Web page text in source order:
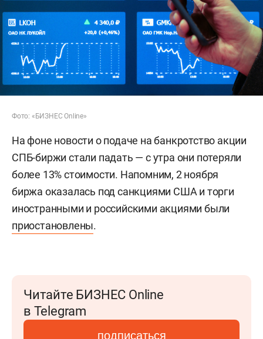
Фото: «БИЗНЕС Online»
На фоне новости о подаче на банкротство акции
СПБ-биржи стали падать — с утра они потеряли
более 13% стоимости. Напомним, 2 ноября
биржа оказалась под санкциями США и торги
иностранными и российскими акциями были
приостановлены.
Читайте БИЗНЕС Online
в Telegram
подписаться